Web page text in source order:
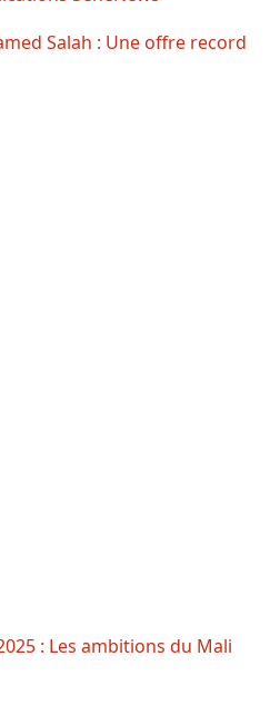
Salah : Une offre record
: Les ambitions du Mali